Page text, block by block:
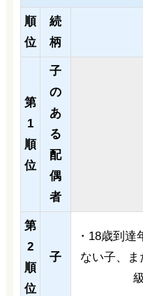
順
位
続
柄
第
1
順
位
子
の
あ
る
配
偶
者
第
2
順
位
子
・18歳到
ない子、